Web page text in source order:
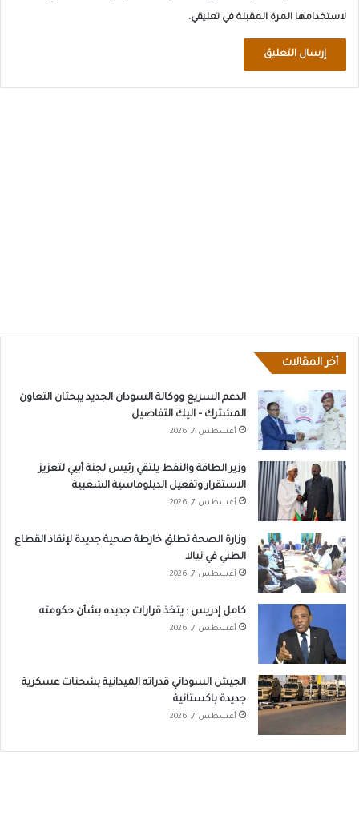
لاستخدامها المرة المقبلة في تعليقي.
أخر المقالات
الدعم السريع ووكالة السودان الجديد يبحثان التعاون
المشترك – اليك التفاصيل
أغسطس 7, 2026
وزير الطاقة والنفط يلتقي رئيس لجنة أبيي لتعزيز
الاستقرار وتفعيل الدبلوماسية الشعبية
أغسطس 7, 2026
وزارة الصحة تطلق خارطة صحية جديدة لإنقاذ القطاع
الطبي في نيالا
أغسطس 7, 2026
كامل إدريس : يتخذ قرارات جديده بشأن حكومته
أغسطس 7, 2026
الجيش السوداني قدراته الميدانية بشحنات عسكرية
جديدة باكستانية
أغسطس 7, 2026